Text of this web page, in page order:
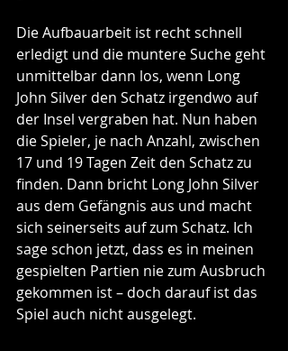
Die Aufbauarbeit ist recht schnell
erledigt und die muntere Suche geht
unmittelbar dann los, wenn Long
John Silver den Schatz irgendwo auf
der Insel vergraben hat. Nun haben
die Spieler, je nach Anzahl, zwischen
17 und 19 Tagen Zeit den Schatz zu
finden. Dann bricht Long John Silver
aus dem Gefängnis aus und macht
sich seinerseits auf zum Schatz. Ich
sage schon jetzt, dass es in meinen
gespielten Partien nie zum Ausbruch
gekommen ist – doch darauf ist das
Spiel auch nicht ausgelegt.